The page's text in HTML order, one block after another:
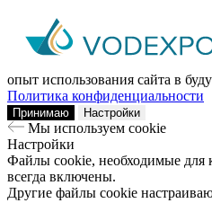
Мы используем сookie
Заходя на наш сайт, вы
анализируем информацию о
опыт использования сайта в
Политика конфиденциальности
Принимаю Настройки
Мы используем сookie
Настройки
Файлы cookie, необходимые для
всегда включены.
Другие файлы cookie